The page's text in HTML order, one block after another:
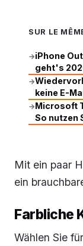
SUR LE
→iPhone
geht's
→
keine E-
→Microsoft
So nutzen
Mit ein paar
ein
Farbliche
Wählen Sie